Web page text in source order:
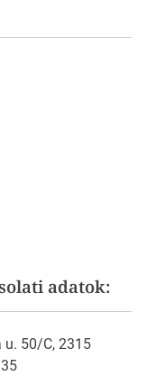
adatok:
u. 50/C, 2315